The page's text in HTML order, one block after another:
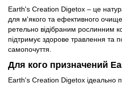
Earth's Creation Digetox – це
для м'якого та ефективного
ретельно відібраним рослинним
підтримує здорове травлення та
самопочуття.
Для кого призначений
Earth's Creation Digetox ідеально